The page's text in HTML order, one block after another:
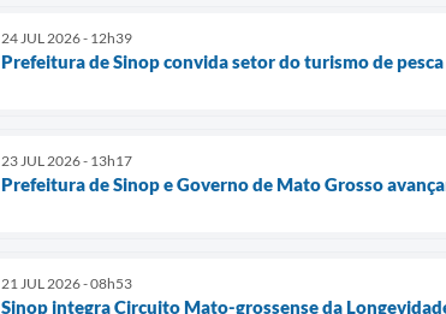
24 JUL 2026 - 12h39
Prefeitura de Sinop convida setor do turismo de
23 JUL 2026 - 13h17
Prefeitura de Sinop e Governo de Mato Grosso
21 JUL 2026 - 08h53
Sinop integra Circuito Mato-grossense da